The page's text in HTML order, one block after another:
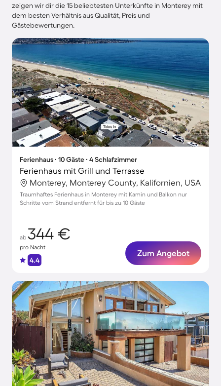
zeigen wir dir die 15 beliebtesten Unterkünfte in Monterey mit
dem besten Verhältnis aus Qualität, Preis und
Gästebewertungen.
Ferienhaus ∙ 10 Gäste ∙ 4 Schlafzimmer
Ferienhaus mit Grill und Terrasse
Monterey, Monterey County, Kalifornien, USA
Traumhaftes Ferienhaus in Monterey mit Kamin und Balkon nur
Schritte vom Strand entfernt für bis zu 10 Gäste
ab 344 €
pro Nacht
4.4
Zum Angebot